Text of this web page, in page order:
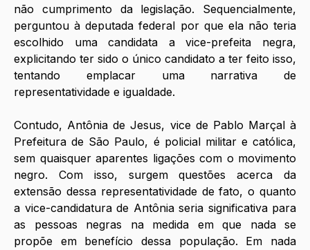
não cumprimento da legislação. Sequencialmente,
perguntou à deputada federal por que ela não teria
escolhido uma candidata a vice-prefeita negra,
explicitando ter sido o único candidato a ter feito isso,
tentando emplacar uma narrativa de
representatividade e igualdade.
Contudo, Antônia de Jesus, vice de Pablo Marçal à
Prefeitura de São Paulo, é policial militar e católica,
sem quaisquer aparentes ligações com o movimento
negro. Com isso, surgem questões acerca da
extensão dessa representatividade de fato, o quanto
a vice-candidatura de Antônia seria significativa para
as pessoas negras na medida em que nada se
propõe em benefício dessa população. Em nada